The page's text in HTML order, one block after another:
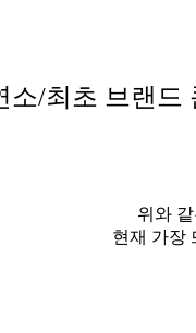
소/최초 브랜드
위와
현재 가장